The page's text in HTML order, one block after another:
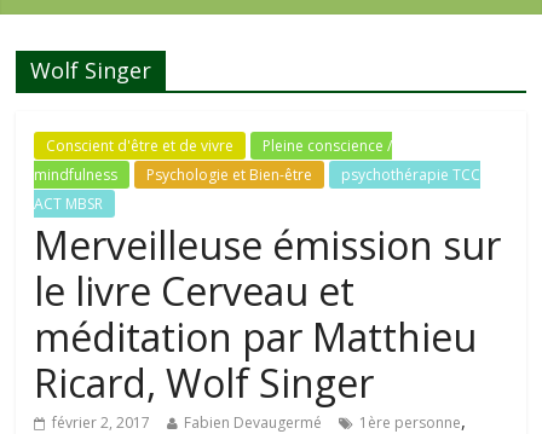
Wolf Singer
Conscient d'être et de vivre
Pleine conscience /
mindfulness
Psychologie et Bien-être
psychothérapie TCC
ACT MBSR
Merveilleuse émission sur
le livre Cerveau et
méditation par Matthieu
Ricard, Wolf Singer
février 2, 2017 Fabien Devaugermé 1ère personne,